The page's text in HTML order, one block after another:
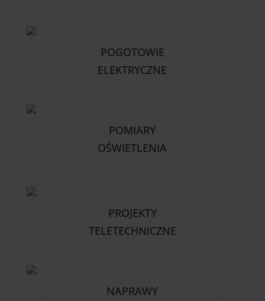
POGOTOWIE
ELEKTRYCZNE
POMIARY
OŚWIETLENIA
PROJEKTY
TELETECHNICZNE
NAPRAWY